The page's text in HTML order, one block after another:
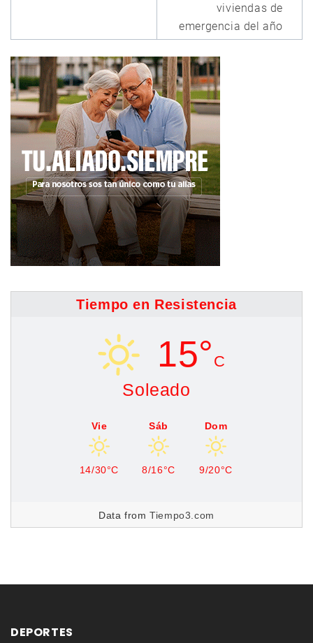
viviendas de
emergencia del año
Tiempo en Resistencia
15° C
Soleado
Vie
14/30°C
Sáb
8/16°C
Dom
9/20°C
Data fromTiempo3.com
DEPORTES